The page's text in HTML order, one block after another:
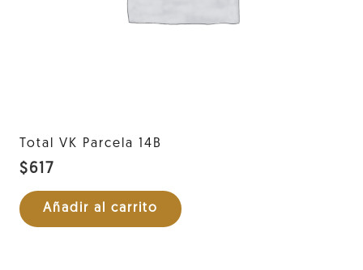
Total VK Parcela 14B
$617
Añadir al carrito